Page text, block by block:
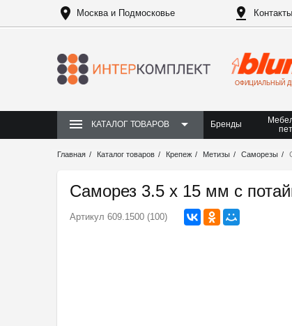
Москва и Подмосковье Контакты
ОФИЦИАЛЬНЫЙ
КАТАЛОГ ТОВАРОВ Бренды
Главная Каталог товаров Крепеж Метизы Саморезы
Саморез 3.5 х 15 мм с
Артикул 609.1500 (100)